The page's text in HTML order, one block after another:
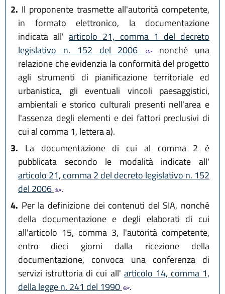
2. Il proponente trasmette all'autorità competente,
in formato elettronico, la documentazione
indicata all'articolo 21, comma 1 del decreto
legislativo n. 152 del 2006
nonché una
relazione che evidenzia la conformità del progetto
agli strumenti di pianificazione territoriale ed
urbanistica, gli eventuali vincoli paesaggistici,
ambientali e storico culturali presenti nell'area e
l'assenza degli elementi e dei fattori preclusivi di
cui al comma 1, lettera a).
3. La documentazione di cui al comma 2 è
pubblicata secondo le modalità indicate all'
articolo 21, comma 2 del decreto legislativo n. 152
del 2006
.
4. Per la definizione dei contenuti del SIA, nonché
della documentazione e degli elaborati di cui
all'articolo 15, comma 3, l'autorità competente,
entro dieci giorni dalla ricezione della
documentazione, convoca una conferenza di
servizi istruttoria di cui all' articolo 14, comma 1,
della legge n. 241 del 1990
.